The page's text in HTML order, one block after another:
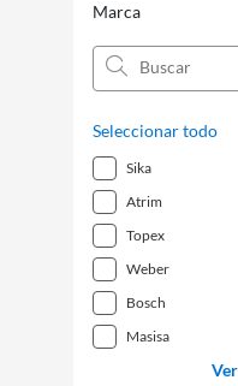
Marca
Seleccionar todo
sika
atrim
topex
weber
bosch
masisa